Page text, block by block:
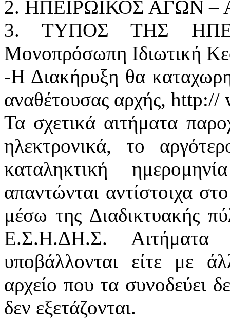
2. ΗΠΕΙΡΩΙΚΟΣ ΑΓΩΝ –
3. ΤΥΠΟΣ ΤΗΣ
Μονοπρόσωπη Ιδιωτική
-Η Διακήρυξη θα
αναθέτουσας αρχής,
Τα σχετικά αιτήματα
ηλεκτρονικά, το
καταληκτική
απαντώνται αντίστοιχα
μέσω της Διαδικτυακής
Ε.Σ.Η.ΔΗ.Σ. Αιτήματα
υποβάλλονται είτε με
αρχείο που τα συνοδεύει
δεν εξετάζονται.